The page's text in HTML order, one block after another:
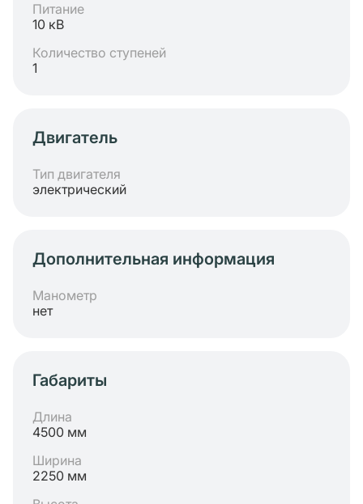
Питание
10 кВ
Количество ступеней
1
Двигатель
Тип двигателя
электрический
Дополнительная информация
Манометр
нет
Габариты
Длина
4500 мм
Ширина
2250 мм